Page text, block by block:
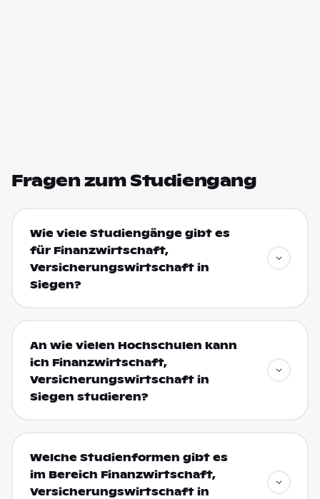
Fragen zum Studiengang
Wie viele Studiengänge gibt es
für Finanzwirtschaft,
Versicherungswirtschaft in
Siegen?
An wie vielen Hochschulen kann
ich Finanzwirtschaft,
Versicherungswirtschaft in
Siegen studieren?
Welche Studienformen gibt es
im Bereich Finanzwirtschaft,
Versicherungswirtschaft in